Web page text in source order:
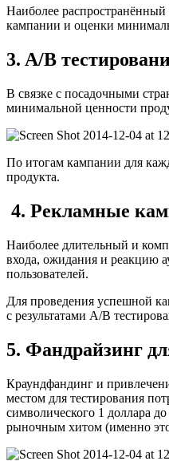
Наиболее
кампании и оценки
3. A/B
В связке с посадочными
минимальной ценности
По итогам кампании для
продукта.
4. Рекламные
Наиболее длительный и
входа, ожидания и реакцию
пользователей.
Для проведения успешной
с результатами А/В
5. Фандрайзинг
Краундфандинг и
местом для тестирования
символического 1 доллара
рыночным хитом (именно